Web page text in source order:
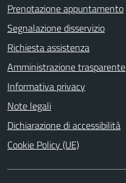
Prenotazione appuntamento
Segnalazione disservizio
Richiesta assistenza
Amministrazione trasparente
Informativa privacy
Note legali
Dichiarazione di accessibilità
Cookie Policy (UE)